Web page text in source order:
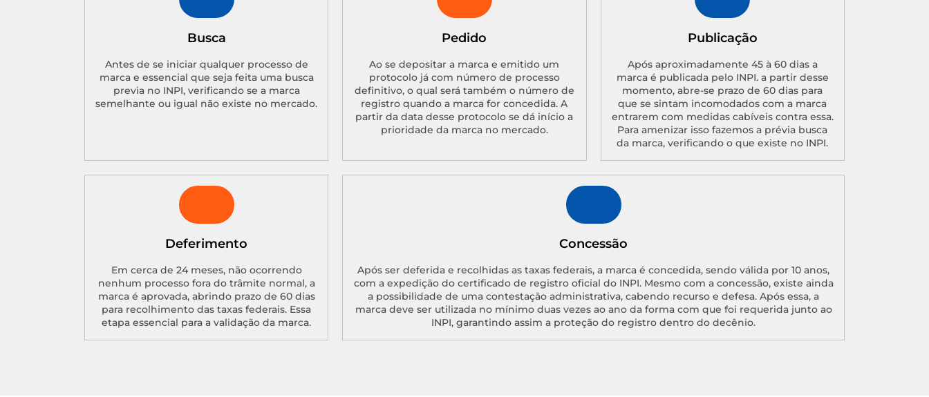
Busca
Antes de se iniciar qualquer processo de
marca e essencial que seja feita uma busca
previa no INPI, verificando se a marca
semelhante ou igual não existe no mercado.
Pedido
Ao se depositar a marca e emitido um
protocolo já com número de processo
definitivo, o qual será também o número de
registro quando a marca for concedida. A
partir da data desse protocolo se dá início a
prioridade da marca no mercado.
Publicação
Após aproximadamente 45 à 60 dias a
marca é publicada pelo INPI. a partir desse
momento, abre-se prazo de 60 dias para
que se sintam incomodados com a marca
entrarem com medidas cabíveis contra essa.
Para amenizar isso fazemos a prévia busca
da marca, verificando o que existe no INPI.
Deferimento
Em cerca de 24 meses, não ocorrendo
nenhum processo fora do trâmite normal, a
marca é aprovada, abrindo prazo de 60 dias
para recolhimento das taxas federais. Essa
etapa essencial para a validação da marca.
Concessão
Após ser deferida e recolhidas as taxas federais, a marca é concedida, sendo válida por 10 anos,
com a expedição do certificado de registro oficial do INPI. Mesmo com a concessão, existe ainda
a possibilidade de uma contestação administrativa, cabendo recurso e defesa. Após essa, a
marca deve ser utilizada no mínimo duas vezes ao ano da forma com que foi requerida junto ao
INPI, garantindo assim a proteção do registro dentro do decênio.